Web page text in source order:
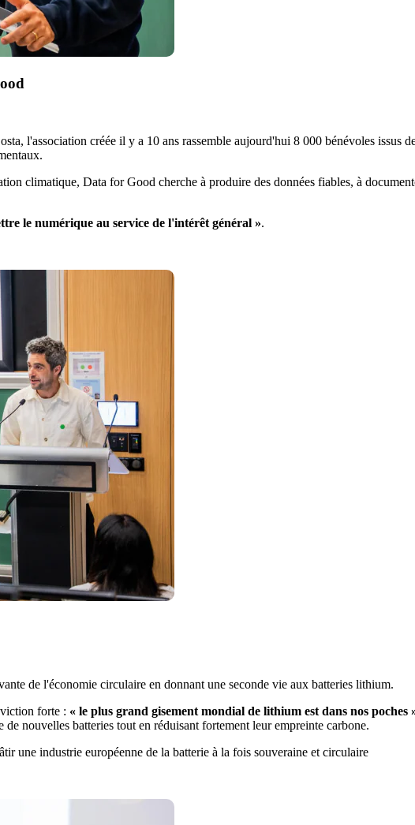
l'association créée il y a 10 ans rassemble aujourd'hui 8 000 bénévoles issus
climatique, Data for Good cherche à produire des données fiables, à
le numérique au service de l'intérêt général ».
de l'économie circulaire en donnant une seconde vie aux batteries lithium.
forte : « le plus grand gisement mondial de lithium est dans nos poches
nouvelles batteries tout en réduisant fortement leur empreinte carbone.
une industrie européenne de la batterie à la fois souveraine et circulaire